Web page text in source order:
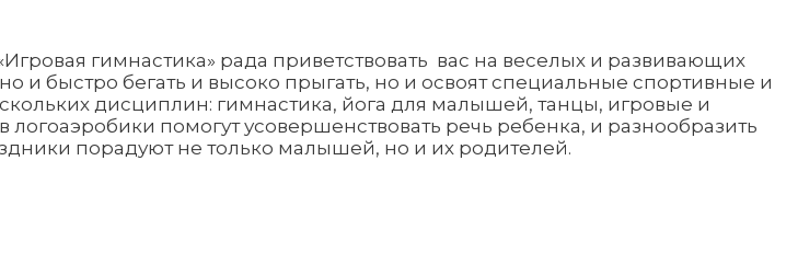
гимнастика» рада приветствовать вас на веселых и развивающих
и быстро бегать и высоко прыгать, но и освоят специальные спортивные и
дисциплин: гимнастика, йога для малышей, танцы, игровые и
помогут усовершенствовать речь ребенка, и разнообразить
порадуют не только малышей, но и их родителей.